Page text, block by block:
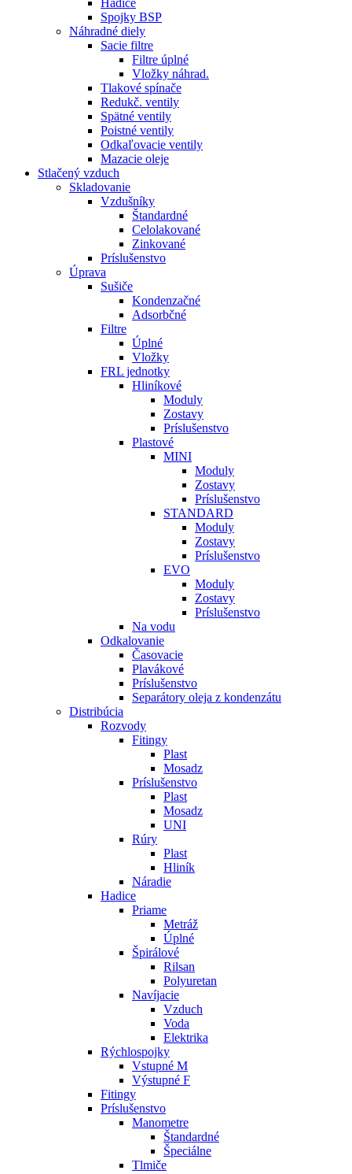
Hadice
Spojky BSP
Náhradné diely
Sacie filtre
Filtre úplné
Vložky náhrad.
Tlakové spínače
Redukč. ventily
Spätné ventily
Poistné ventily
Odkaľovacie ventily
Mazacie oleje
Stlačený vzduch
Skladovanie
Vzdušníky
Štandardné
Celolakované
Zinkované
Príslušenstvo
Úprava
Sušiče
Kondenzačné
Adsorbčné
Filtre
Úplné
Vložky
FRL jednotky
Hliníkové
Moduly
Zostavy
Príslušenstvo
Plastové
MINI
Moduly
Zostavy
Príslušenstvo
STANDARD
Moduly
Zostavy
Príslušenstvo
EVO
Moduly
Zostavy
Príslušenstvo
Na vodu
Odkalovanie
Časovacie
Plavákové
Príslušenstvo
Separátory oleja z kondenzátu
Distribúcia
Rozvody
Fitingy
Plast
Mosadz
Príslušenstvo
Plast
Mosadz
UNI
Rúry
Plast
Hliník
Náradie
Hadice
Priame
Metráž
Úplné
Špirálové
Rilsan
Polyuretan
Navíjacie
Vzduch
Voda
Elektrika
Rýchlospojky
Vstupné M
Výstupné F
Fitingy
Príslušenstvo
Manometre
Štandardné
Špeciálne
Tlmiče